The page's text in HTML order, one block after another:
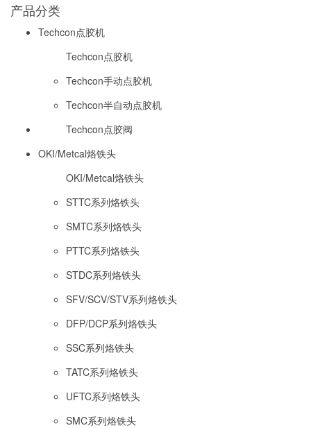
产品分类
Techcon点胶机
Techcon点胶机
Techcon手动点胶机
Techcon半自动点胶机
Techcon点胶阀
OKI/Metcal烙铁头
OKI/Metcal烙铁头
STTC系列烙铁头
SMTC系列烙铁头
PTTC系列烙铁头
STDC系列烙铁头
SFV/SCV/STV系列烙铁头
DFP/DCP系列烙铁头
SSC系列烙铁头
TATC系列烙铁头
UFTC系列烙铁头
SMC系列烙铁头